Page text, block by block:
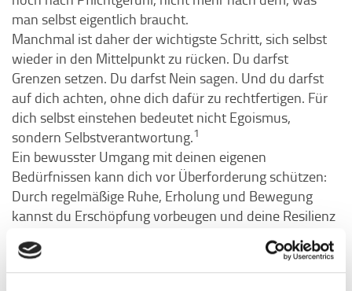
man selbst eigentlich braucht.
Manchmal ist daher der wichtigste Schritt, sich selbst
wieder in den Mittelpunkt zu rücken. Du darfst
Grenzen setzen. Du darfst Nein sagen. Und du darfst
auf dich achten, ohne dich dafür zu rechtfertigen. Für
dich selbst einstehen bedeutet nicht Egoismus,
sondern Selbstverantwortung.1
Ein bewusster Umgang mit deinen eigenen
Bedürfnissen kann dich vor Überforderung schützen:
Durch regelmäßige Ruhe, Erholung und Bewegung
kannst du Erschöpfung vorbeugen und deine Resilienz
stärken. Warum das so wichtig ist, erklärt dir auch
psychologische Psychotherapeutin Nesibe indiesem
Video.